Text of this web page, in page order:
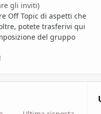
gli inviti)
Off Topic di aspetti che
potete trasferivi qui
del gruppo